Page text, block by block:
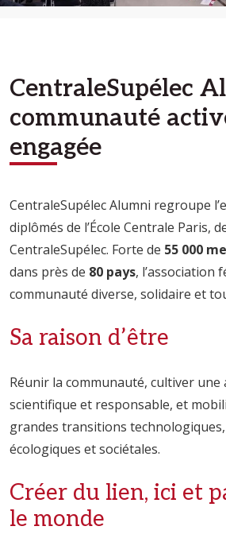
CentraleSupélec
communauté
engagée
CentraleSupélec Alumni regroupe
diplômés de l’École Centrale Paris,
CentraleSupélec. Forte de 55 000
dans près de 80 pays, l’association
communauté diverse, solidaire et
Sa raison d’être
Réunir la communauté, cultiver une
scientifique et responsable, et
grandes transitions
écologiques et sociétales.
Créer du lien, ici et
le monde